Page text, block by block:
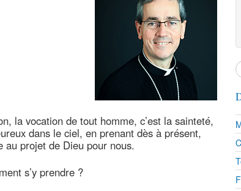
la vocation de tout homme, c’est la sainteté,
dans le ciel, en prenant dès à présent,
au projet de Dieu pour nous.
s’y prendre ?